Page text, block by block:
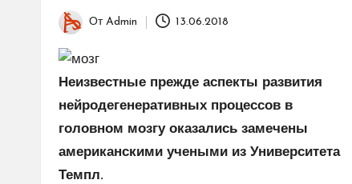
Запись
от
От Admin 13.06.2018
Неизвестные прежде аспекты развития
нейродегенеративных процессов в
головном мозгу оказались замечены
американскими учеными из Университета
Темпл.